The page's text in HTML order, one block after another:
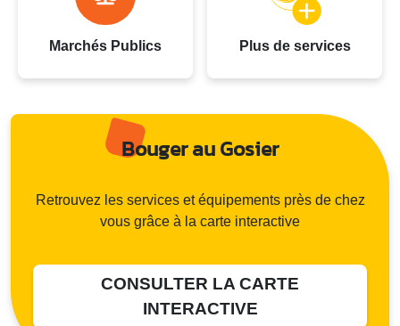
Marchés Publics Plus de services
Bouger au Gosier
Retrouvez les services et équipements près de chez
vous grâce à la carte interactive
CONSULTER LA CARTE
INTERACTIVE